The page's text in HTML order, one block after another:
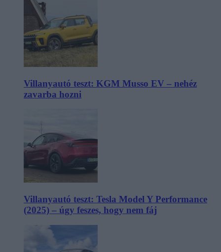
Villanyautó teszt: KGM Musso EV – nehéz
zavarba hozni
Villanyautó teszt: Tesla Model Y Performance
(2025) – úgy feszes, hogy nem fáj